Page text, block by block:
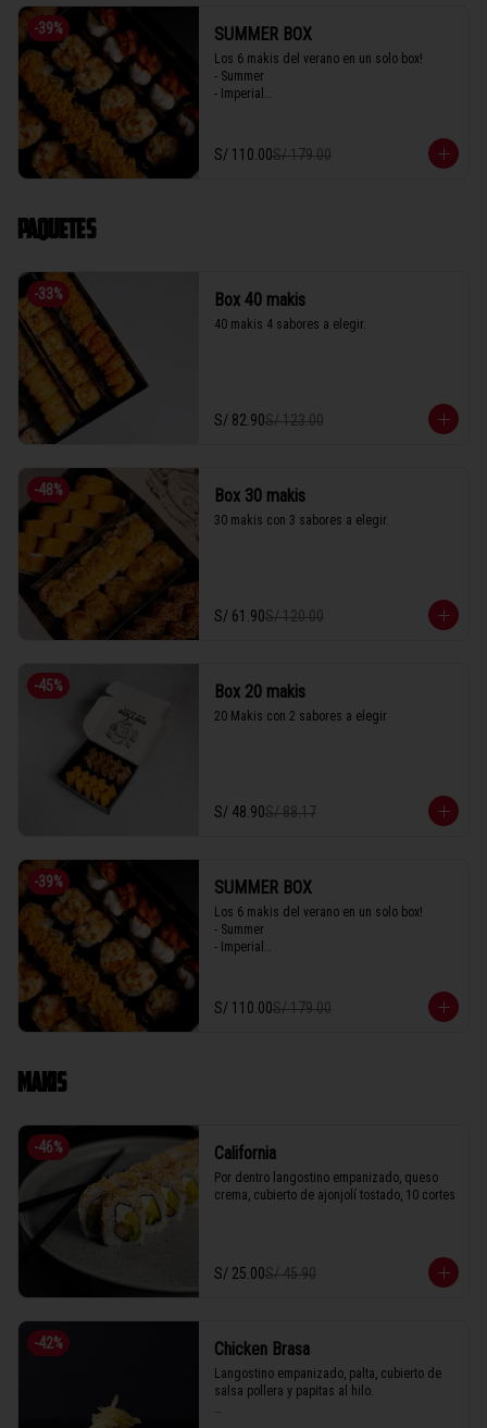
-39% SUMMER BOX
Los 6 makis del verano en un solo box!
- Summer
- Imperial
- Acevichado
- Parma
S/ 110.00S/ 179.00
PAQUETES
-33% Box 40 makis
40 makis 4 sabores a elegir.
S/ 82.90S/ 123.00
-48% Box 30 makis
30 makis con 3 sabores a elegir.
S/ 61.90S/ 120.00
-45% Box 20 makis
20 Makis con 2 sabores a elegir
S/ 48.90S/ 88.17
-39% SUMMER BOX
Los 6 makis del verano en un solo box!
- Summer
- Imperial
- Acevichado
- Parma
S/ 110.00S/ 179.00
MAKIS
-46% California
Por dentro langostino empanizado, queso
crema, cubierto de ajonjolí tostado, 10 cortes
S/ 25.00S/ 45.90
-42% Chicken Brasa
Langostino empanizado, palta, cubierto de
salsa pollera y papitas al hilo.